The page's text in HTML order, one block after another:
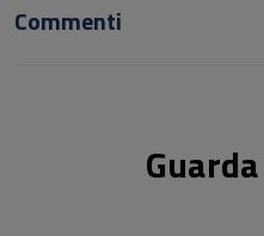
Commenti